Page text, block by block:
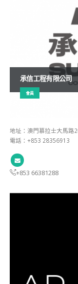
承信工程有限公司
會員
地址：澳門慕拉士大馬路
電話：+853 28356913
+853 66381288